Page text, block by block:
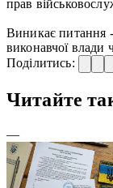
прав
Виникає питання -
виконавчої
Поділитись:
Читайте
—